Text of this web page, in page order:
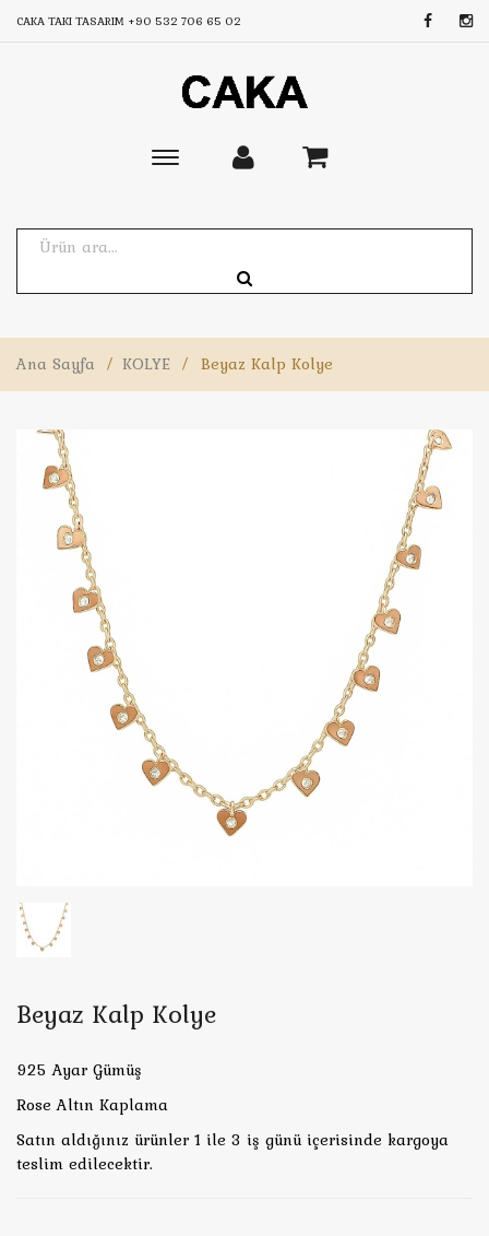
CAKA TAKI TASARIM +90 532 706 65 02
Toggle
Ana Sayfa / KOLYE / Beyaz Kalp Kolye
Beyaz Kalp Kolye
925 Ayar Gümüş
Rose Altın Kaplama
Satın aldığınız ürünler 1 ile 3 iş günü içerisinde kargoya
teslim edilecektir.